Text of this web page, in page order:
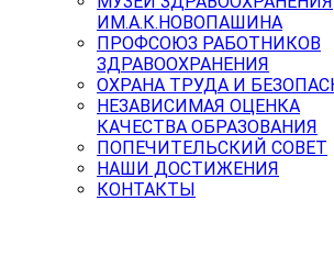
ИМ.А.К.НОВОПАШИНА
ПРОФСОЮЗ РАБОТНИКОВ
ЗДРАВООХРАНЕНИЯ
ОХРАНА ТРУДА И
НЕЗАВИСИМАЯ ОЦЕНКА
КАЧЕСТВА ОБРАЗОВАНИЯ
ПОПЕЧИТЕЛЬСКИЙ СОВЕТ
НАШИ ДОСТИЖЕНИЯ
КОНТАКТЫ